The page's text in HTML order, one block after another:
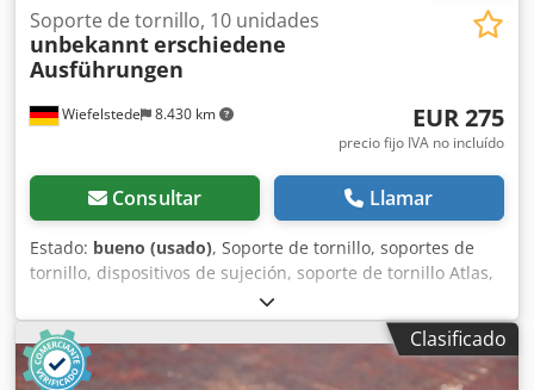
Wiefelstede 8.430 km
Soporte de tornillo, 10 unidades
unbekannterschiedene
Ausführungen
EUR 275
precio fijo IVA no incluído
Consultar Llamar
Estado: bueno (usado), Soporte de tornillo, soportes de
tornillo, dispositivos de sujeción, soporte de tornillo Atlas,
soporte de tornillo roscado, herramienta de sujeción, base
roscada, fijadores, unidades de nivelación, elementos de
nivelación, pie de máquina, pies de máquina, zapatas de
nivelación, base de máquina, zapata de nivelación, zapata
Clasificado